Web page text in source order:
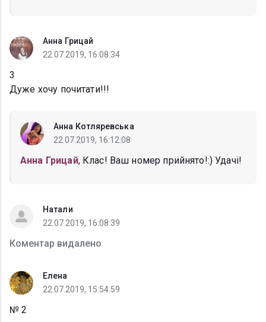
Анна Грицай
22.07.2019, 16:08:34
3
Дуже хочу почитати!!!
Анна Котляревська
22.07.2019, 16:12:08
Анна Грицай, Клас! Ваш номер прийнято!:) Удачі!
Натали
22.07.2019, 16:08:39
Коментар видалено
Елена
22.07.2019, 15:54:59
№ 2